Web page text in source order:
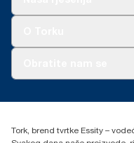
+385 913 900 004
H-1021 Budapest
Tork, brend tvrtke Essity –